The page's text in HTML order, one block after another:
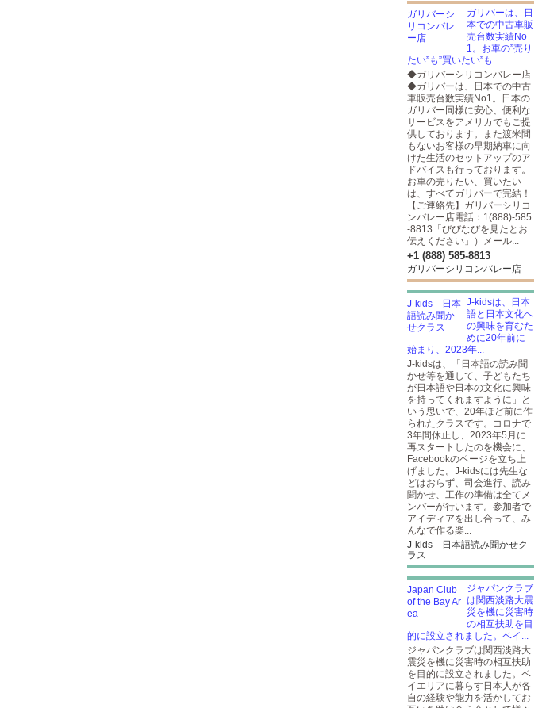
ガリバーは、日
本での中古車販
売台数実績No
1。お車の”売り
たい”も”買いたい”も...
◆ガリバーシリコンバレー店
◆ガリバーは、日本での中古
車販売台数実績No1。日本の
ガリバー同様に安心、便利な
サービスをアメリカでもご提
供しております。また渡米間
もないお客様の早期納車に向
けた生活のセットアップのア
ドバイスも行っております。
お車の売りたい、買いたい
は、すべてガリバーで完結！
【ご連絡先】ガリバーシリコ
ンバレー店電話：1(888)-585
-8813「びびなびを見たとお
伝えください」）メール...
+1 (888) 585-8813
ガリバーシリコンバレー店
J-kidsは、日本
語と日本文化へ
の興味を育むた
めに20年前に
始まり、2023年...
J-kidsは、「日本語の読み聞
かせ等を通して、子どもたち
が日本語や日本の文化に興味
を持ってくれますように」と
いう思いで、20年ほど前に作
られたクラスです。コロナで
3年間休止し、2023年5月に
再スタートしたのを機会に、
Facebookのページを立ち上
げました。J-kidsには先生な
どはおらず、司会進行、読み
聞かせ、工作の準備は全てメ
ンバーが行います。参加者で
アイディアを出し合って、み
んなで作る楽...
J-kids 日本語読み聞かせク
ラス
ジャパンクラブ
は関西淡路大震
災を機に災害時
の相互扶助を目
的に設立されました。ベイ...
ジャパンクラブは関西淡路大
震災を機に災害時の相互扶助
を目的に設立されました。ベ
イエリアに暮らす日本人が各
自の経験や能力を活かしてお